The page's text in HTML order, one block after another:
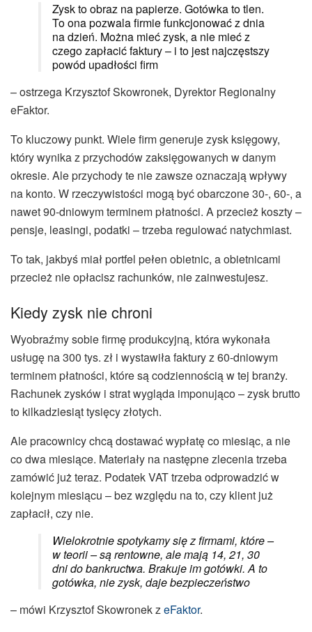
Zysk to obraz na papierze. Gotówka to tlen.
To ona pozwala firmie funkcjonować z dnia
na dzień. Można mieć zysk, a nie mieć z
czego zapłacić faktury – i to jest najczęstszy
powód upadłości firm
– ostrzega Krzysztof Skowronek, Dyrektor Regionalny
eFaktor.
To kluczowy punkt. Wiele firm generuje zysk księgowy,
który wynika z przychodów zaksięgowanych w danym
okresie. Ale przychody te nie zawsze oznaczają wpływy
na konto. W rzeczywistości mogą być obarczone 30-, 60-, a
nawet 90-dniowym terminem płatności. A przecież koszty –
pensje, leasingi, podatki – trzeba regulować natychmiast.
To tak, jakbyś miał portfel pełen obietnic, a obietnicami
przecież nie opłacisz rachunków, nie zainwestujesz.
Kiedy zysk nie chroni
Wyobraźmy sobie firmę produkcyjną, która wykonała
usługę na 300 tys. zł i wystawiła faktury z 60-dniowym
terminem płatności, które są codziennością w tej branży.
Rachunek zysków i strat wygląda imponująco – zysk brutto
to kilkadziesiąt tysięcy złotych.
Ale pracownicy chcą dostawać wypłatę co miesiąc, a nie
co dwa miesiące. Materiały na następne zlecenia trzeba
zamówić już teraz. Podatek VAT trzeba odprowadzić w
kolejnym miesiącu – bez względu na to, czy klient już
zapłacił, czy nie.
Wielokrotnie spotykamy się z firmami, które –
w teorii – są rentowne, ale mają 14, 21, 30
dni do bankructwa. Brakuje im gotówki. A to
gotówka, nie zysk, daje bezpieczeństwo
– mówi Krzysztof Skowronek zeFaktor.